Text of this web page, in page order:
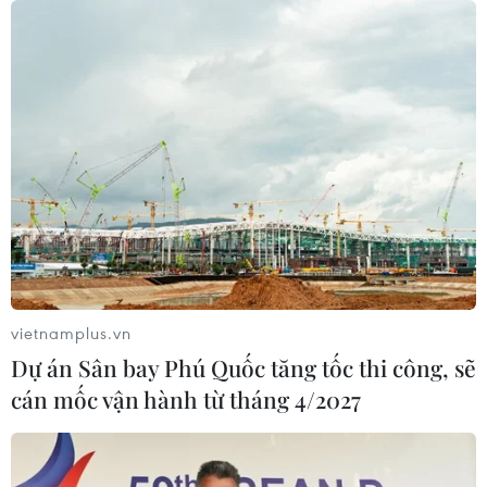
07/08/2026 04:40
Khởi tố đối tượng giả danh Công an,
lừa đảo "chạy án" tại Đắk Lắk
Cảnh sát khám xét nơi ở của Huấn
"Hoa Hồng"
06/08/2026 15:04
Bãi bỏ một số văn bản quy phạm
pháp luật không còn phù hợp
06/08/2026 09:59
vietnamplus.vn
Dự án Sân bay Phú Quốc tăng tốc thi công, sẽ
cán mốc vận hành từ tháng 4/2027